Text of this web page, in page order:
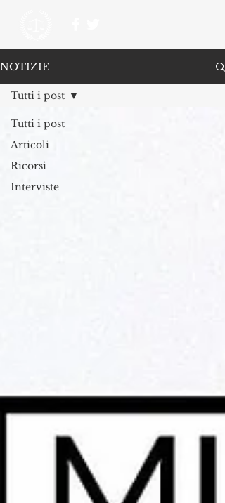
NOTIZIE
Tutti i post
Articoli
Ricorsi
Interviste
Tutti i post